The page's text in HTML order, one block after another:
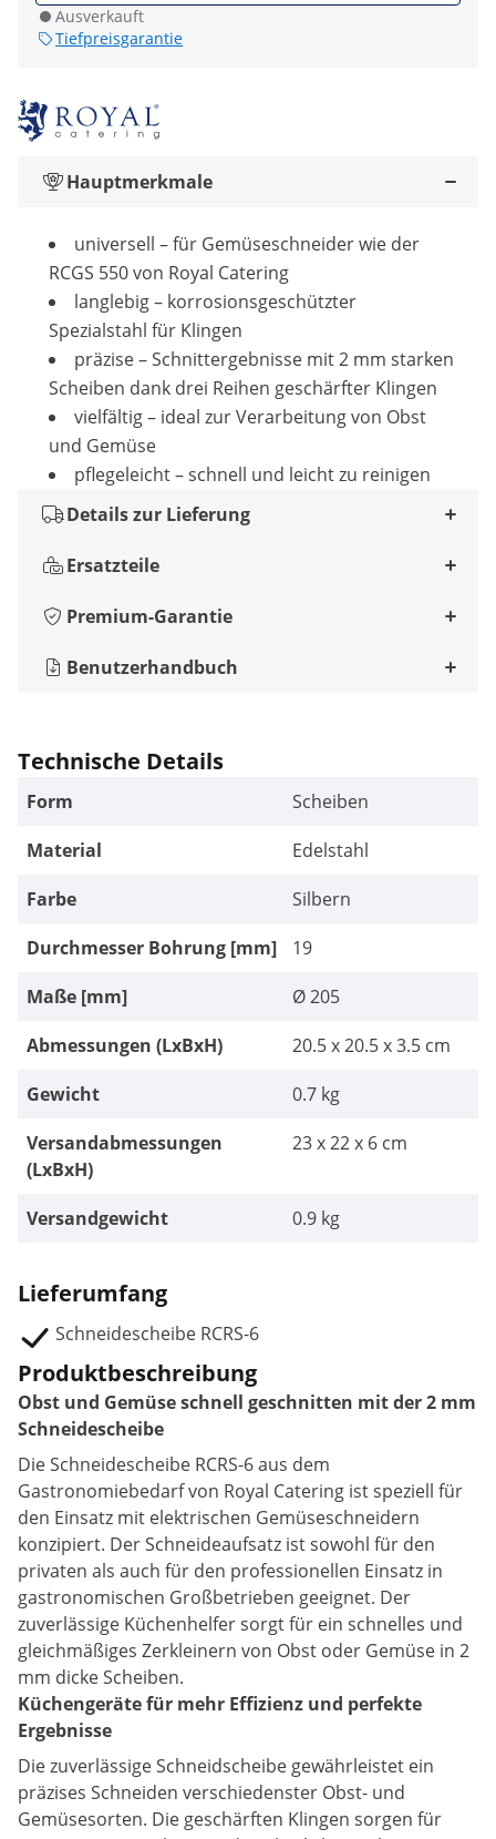
Ausverkauft
Tiefpreisgarantie
Hauptmerkmale
universell – für Gemüseschneider wie der
RCGS 550 von Royal Catering
langlebig – korrosionsgeschützter
Spezialstahl für Klingen
präzise – Schnittergebnisse mit 2 mm starken
Scheiben dank drei Reihen geschärfter Klingen
vielfältig – ideal zur Verarbeitung von Obst
und Gemüse
pflegeleicht – schnell und leicht zu reinigen
Details zur Lieferung
Ersatzteile
Premium-Garantie
Benutzerhandbuch
Technische Details
Form
Scheiben
Material
Edelstahl
Farbe
Silbern
Durchmesser Bohrung [mm]
19
Maße [mm]
Ø 205
Abmessungen (LxBxH)
20.5 x 20.5 x 3.5 cm
Gewicht
0.7 kg
Versandabmessungen
(LxBxH)
23 x 22 x 6 cm
Versandgewicht 0.9 kg
Lieferumfang
Schneidescheibe RCRS-6
Produktbeschreibung
Obst und Gemüse schnell geschnitten mit der 2 mm
Schneidescheibe
Die Schneidescheibe RCRS-6 aus dem
Gastronomiebedarf von Royal Catering ist speziell für
den Einsatz mit elektrischen Gemüseschneidern
konzipiert. Der Schneideaufsatz ist sowohl für den
privaten als auch für den professionellen Einsatz in
gastronomischen Großbetrieben geeignet. Der
zuverlässige Küchenhelfer sorgt für ein schnelles und
gleichmäßiges Zerkleinern von Obst oder Gemüse in 2
mm dicke Scheiben.
Küchengeräte für mehr Effizienz und perfekte
Ergebnisse
Die zuverlässige Schneidscheibe gewährleistet ein
präzises Schneiden verschiedenster Obst- und
Gemüsesorten. Die geschärften Klingen sorgen für